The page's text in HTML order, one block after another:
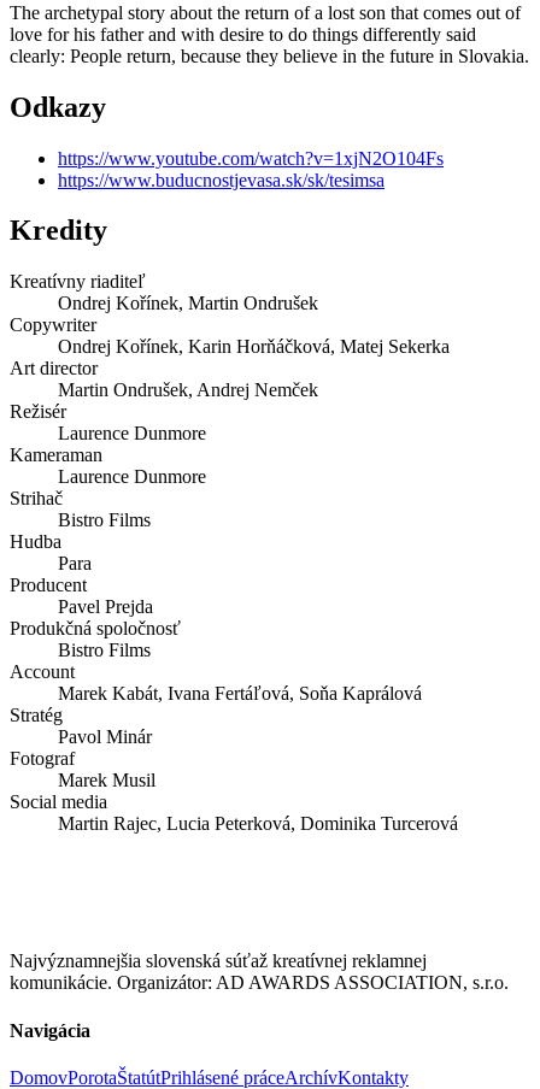
The archetypal story about the return of a lost son that comes out of
love for his father and with desire to do things differently said
clearly: People return, because they believe in the future in Slovakia.
Odkazy
https://www.youtube.com/watch?v=1xjN2O104Fs
https://www.buducnostjevasa.sk/sk/tesimsa
Kredity
Kreatívny riaditeľ
Ondrej Kořínek, Martin Ondrušek
Copywriter
Ondrej Kořínek, Karin Horňáčková, Matej Sekerka
Art director
Martin Ondrušek, Andrej Nemček
Režisér
Laurence Dunmore
Kameraman
Laurence Dunmore
Strihač
Bistro Films
Hudba
Para
Producent
Pavel Prejda
Produkčná spoločnosť
Bistro Films
Account
Marek Kabát, Ivana Fertáľová, Soňa Kaprálová
Stratég
Pavol Minár
Fotograf
Marek Musil
Social media
Martin Rajec, Lucia Peterková, Dominika Turcerová
Najvýznamnejšia slovenská súťaž kreatívnej reklamnej
komunikácie. Organizátor: AD AWARDS ASSOCIATION, s.r.o.
Navigácia
DomovPorotaŠtatútPrihlásené práceArchívKontakty